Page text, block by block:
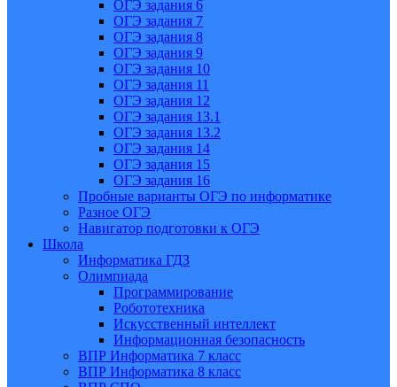
ОГЭ задания 6
ОГЭ задания 7
ОГЭ задания 8
ОГЭ задания 9
ОГЭ задания 10
ОГЭ задания 11
ОГЭ задания 12
ОГЭ задания 13.1
ОГЭ задания 13.2
ОГЭ задания 14
ОГЭ задания 15
ОГЭ задания 16
Пробные варианты ОГЭ по информатике
Разное ОГЭ
Навигатор подготовки к ОГЭ
Школа
Информатика ГДЗ
Олимпиада
Программирование
Робототехника
Искусственный интеллект
Информационная безопасность
ВПР Информатика 7 класс
ВПР Информатика 8 класс